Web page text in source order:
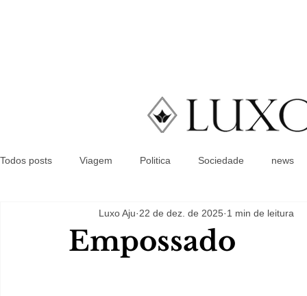
Todos posts Viagem Politica Sociedade news
Empossado
Luxo Aju 22 de dez. de 2025 1 min de leitura